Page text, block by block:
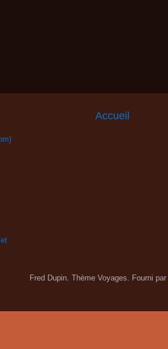
Accueil
Fred Dupin. Thème Voyages. Fourni par